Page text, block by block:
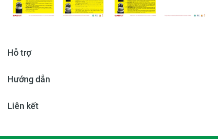
Hỗ trợ
Hướng dẫn
Liên kết